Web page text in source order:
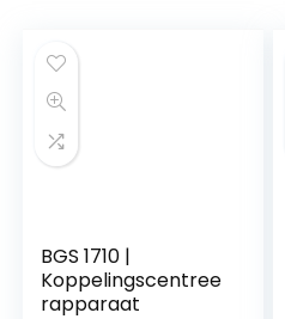
BGS 1710 |
Koppelingscentree
rapparaat